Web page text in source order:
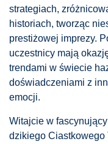
strategiach,
historiach, tworząc
prestiżowej imprezy.
uczestnicy mają
trendami w świecie
doświadczeniami z
emocji.
Witajcie w
dzikiego Ciastkowego